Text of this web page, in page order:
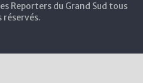
Reporters du Grand Sud tous
réservés.